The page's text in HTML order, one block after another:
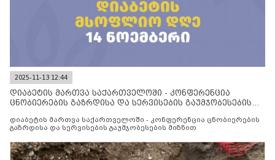
2025-11-13 12:44
დიაბეტის მართვა საქართველოში - კონფერენცია
ცნობიერების გაზრდისა და სერვისების გაუმჯობესების
დიაბეტის მართვა საქართველოში - კონფერენცია ცნობიერების
გაზრდისა და სერვისების გაუმჯობესების მიზნით